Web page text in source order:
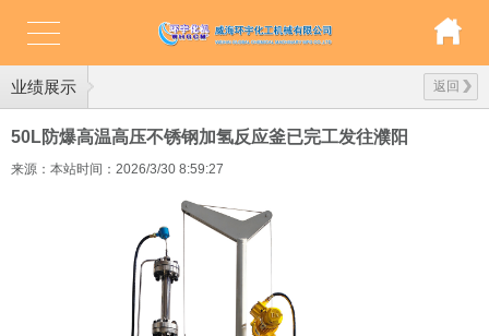
业绩展示 返回
50L防爆高温高压不锈钢加氢反应釜已完工发往濮阳
来源：本站时间：2026/3/30 8:59:27